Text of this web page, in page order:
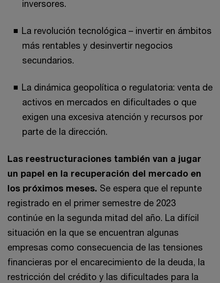
inversores.
La revolución tecnológica – invertir en ámbitos
más rentables y desinvertir negocios
secundarios.
La dinámica geopolítica o regulatoria: venta de
activos en mercados en dificultades o que
exigen una excesiva atención y recursos por
parte de la dirección.
Las reestructuraciones también van a jugar
un papel en la recuperación del mercado en
los próximos meses. Se espera que el repunte
registrado en el primer semestre de 2023
continúe en la segunda mitad del año. La difícil
situación en la que se encuentran algunas
empresas como consecuencia de las tensiones
financieras por el encarecimiento de la deuda, la
restricción del crédito y las dificultades para la